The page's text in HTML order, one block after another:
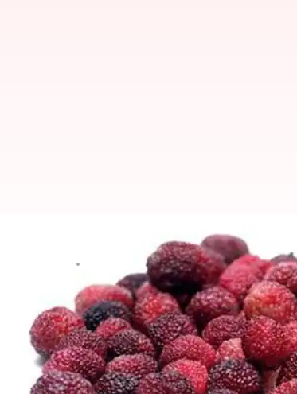
गर्मियों में अस्थमा और त्वचा
08:55 pm
क्या है खबर?
गर्मियों में तरह-तरह के फल देखने को मिलते
यह फल खाने में खट्टा-मीठा और दिखने में
इंफ़्लेमेटरी तत्व से भरपूर इसकी छाल कैंसर का